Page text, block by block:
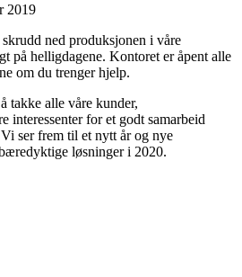
2019
ned produksjonen i våre
på helligdagene. Kontoret er åpent alle
om du trenger hjelp.
takke alle våre kunder,
interessenter for et godt samarbeid
ser frem til et nytt år og nye
løsninger i 2020.